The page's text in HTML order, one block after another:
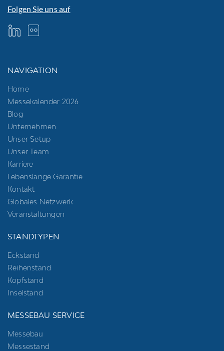
Folgen Sie uns auf
NAVIGATION
Home
Messekalender 2026
Blog
Unternehmen
Unser Setup
Unser Team
Karriere
Lebenslange Garantie
Kontakt
Globales Netzwerk
Veranstaltungen
STANDTYPEN
Eckstand
Reihenstand
Kopfstand
Inselstand
MESSEBAU SERVICE
Messebau
Messestand